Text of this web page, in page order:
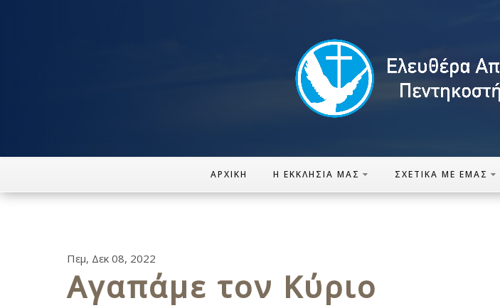
ΑΡΧΙΚΉ Η ΕΚΚΛΗΣΊΑ ΜΑΣ ΣΧΕΤΙΚΆ ΜΕ ΕΜΆΣ
Πεμ, Δεκ 08, 2022
Αγαπάμε τον Κύριο